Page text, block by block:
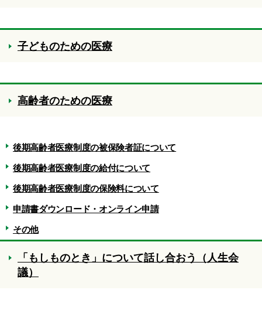
子どものための医療
高齢者のための医療
後期高齢者医療制度の被保険者証について
後期高齢者医療制度の給付について
後期高齢者医療制度の保険料について
申請書ダウンロード・オンライン申請
その他
「もしものとき」について話し合おう（人生会
議）